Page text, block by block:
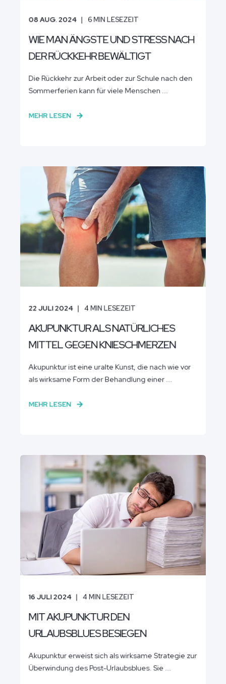
08 AUG. 2024 6MIN LESEZEIT
WIE MAN ÄNGSTE UND STRESS NACH
DER RÜCKKEHR BEWÄLTIGT
Die Rückkehr zur Arbeit oder zur Schule nach den
Sommerferien kann für viele Menschen ...
MEHR LESEN
22 JULI 2024 4MIN LESEZEIT
AKUPUNKTUR ALS NATÜRLICHES
MITTEL GEGEN KNIESCHMERZEN
Akupunktur ist eine uralte Kunst, die nach wie vor
als wirksame Form der Behandlung einer ...
MEHR LESEN
16 JULI 2024 4 MIN LESEZEIT
MIT AKUPUNKTUR DEN
URLAUBSBLUES BESIEGEN
Akupunktur erweist sich als wirksame Strategie zur
Überwindung des Post-Urlaubsblues. Sie ...